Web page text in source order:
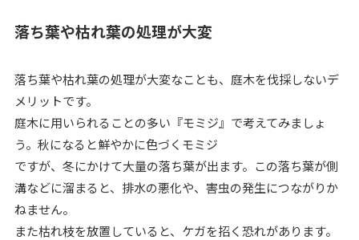
落ち葉や枯れ葉の処理が大変
落ち葉や枯れ葉の処理が大変なことも、庭木を伐採しないデ
メリットです。
庭木に用いられることの多い『モミジ』で考えてみましょ
う。秋になると鮮やかに色づくモミジ
ですが、冬にかけて大量の落ち葉が出ます。この落ち葉が側
溝などに溜まると、排水の悪化や、害虫の発生につながりか
ねません。
また枯れ枝を放置していると、ケガを招く恐れがあります。